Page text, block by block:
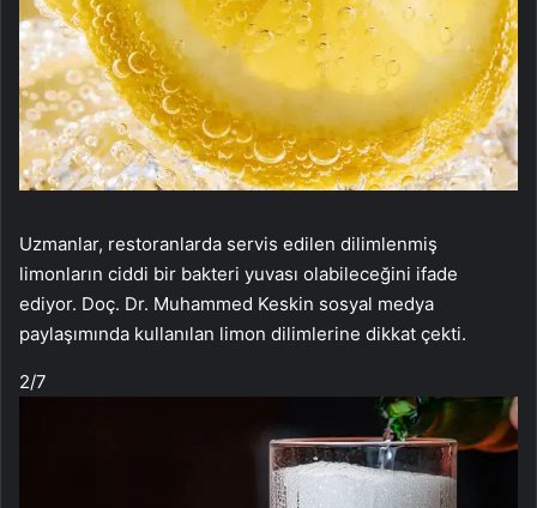
Uzmanlar, restoranlarda servis edilen dilimlenmiş
limonların ciddi bir bakteri yuvası olabileceğini ifade
ediyor. Doç. Dr. Muhammed Keskin sosyal medya
paylaşımında kullanılan limon dilimlerine dikkat çekti.
2/7